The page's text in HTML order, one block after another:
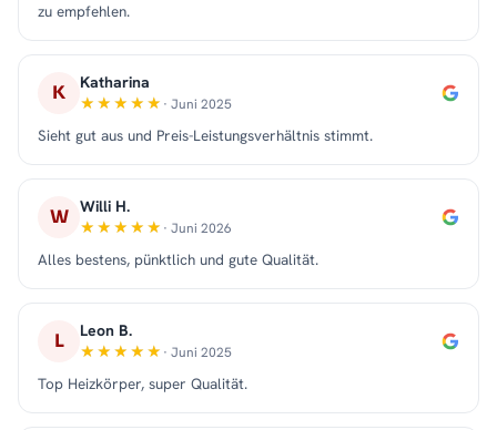
zu empfehlen.
K Katharina
· Juni 2025
Sieht gut aus und Preis-Leistungsverhältnis stimmt.
W Willi H.
· Juni 2026
Alles bestens, pünktlich und gute Qualität.
L Leon B.
· Juni 2025
Top Heizkörper, super Qualität.